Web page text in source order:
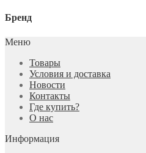
Бренд
Меню
Товары
Условия и доставка
Новости
Контакты
Где купить?
О нас
Информация